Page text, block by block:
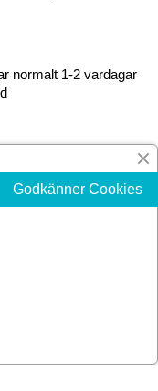
normalt 1-2 vardagar
Godkänner Cookies